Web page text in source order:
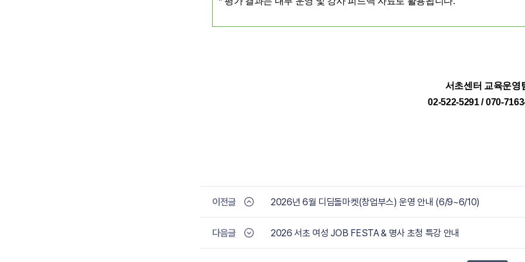
서초센터 교육운영
02-522-5291 / 070-
이전글 2026년 6월 디딤돌마켓(창업부스) 운영 안내 (6/9~6/10)
다음글 2026 서초 여성 JOB FESTA & 명사 초청 특강 안내